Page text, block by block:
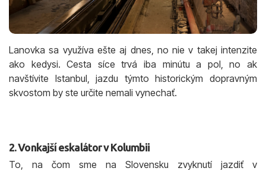
Lanovka sa využíva ešte aj dnes, no nie v takej intenzite
ako kedysi. Cesta síce trvá iba minútu a pol, no ak
navštívite Istanbul, jazdu týmto historickým dopravným
skvostom by ste určite nemali vynechať.
2. Vonkajší eskalátor v Kolumbii
To, na čom sme na Slovensku zvyknutí jazdiť v